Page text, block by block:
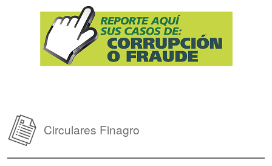
Circulares Finagro